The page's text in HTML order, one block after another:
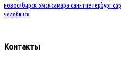
новосибирск омсксамара санктпетербург
челябинск
Контакты